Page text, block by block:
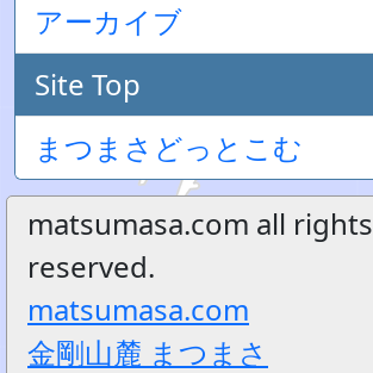
アーカイブ
Site Top
まつまさどっとこむ
matsumasa.com all rights
reserved.
matsumasa.com
金剛山麓 まつまさ